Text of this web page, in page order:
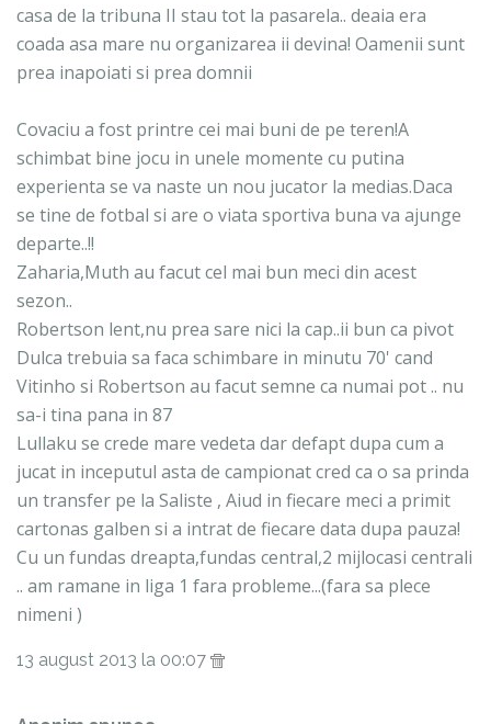
casa de la tribuna II stau tot la pasarela.. deaia era
coada asa mare nu organizarea ii devina! Oamenii sunt
prea inapoiati si prea domnii
Covaciu a fost printre cei mai buni de pe teren!A
schimbat bine jocu in unele momente cu putina
experienta se va naste un nou jucator la medias.Daca
se tine de fotbal si are o viata sportiva buna va ajunge
departe..!!
Zaharia,Muth au facut cel mai bun meci din acest
sezon..
Robertson lent,nu prea sare nici la cap..ii bun ca pivot
Dulca trebuia sa faca schimbare in minutu 70' cand
Vitinho si Robertson au facut semne ca numai pot .. nu
sa-i tina pana in 87
Lullaku se crede mare vedeta dar defapt dupa cum a
jucat in inceputul asta de campionat cred ca o sa prinda
un transfer pe la Saliste , Aiud in fiecare meci a primit
cartonas galben si a intrat de fiecare data dupa pauza!
Cu un fundas dreapta,fundas central,2 mijlocasi centrali
.. am ramane in liga 1 fara probleme...(fara sa plece
nimeni )
13 august 2013 la 00:07